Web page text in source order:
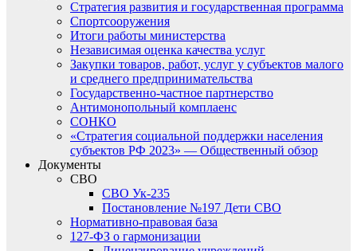
Стратегия развития и государственная программа
Спортсооружения
Итоги работы министерства
Независимая оценка качества услуг
Закупки товаров, работ, услуг у субъектов малого
и среднего предпринимательства
Государственно-частное партнерство
Антимонопольный комплаенс
СОНКО
«Стратегия социальной поддержки населения
субъектов РФ 2023» — Общественный обзор
Документы
СВО
СВО Ук-235
Постановление №197 Дети СВО
Нормативно-правовая база
127-ФЗ о гармонизации